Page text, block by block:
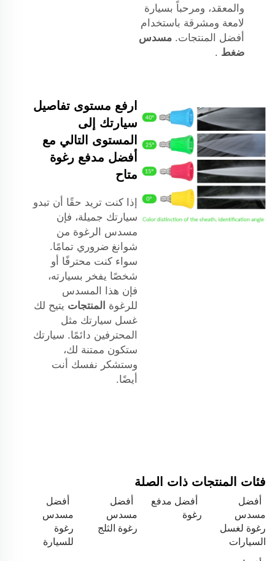
والمعقد، ومرحباً بسيارة
لامعة ومشرقة باستخدام
أفضل المنتجات. مسدس
ضغط .
ارفع مستوى تفاصيل
سيارتك إلى
المستوى التالي مع
أفضل مدفع رغوة
متاح
إذا كنت تريد حقًا أن تبدو
سيارتك جميلة، فإن
مسدس الرغوة من
شوانغ ضروري تمامًا.
سواء كنت محترفًا أو
شخصًا يفخر بسيارته،
فإن هذا المسدس
للرغوة المنتجات يتيح لك
غسل سيارتك مثل
المحترفين دائمًا. سيارتك
ستكون ممتنة لك،
وستشكر نفسك أنت
أيضًا.
فئات المنتجات ذات الصلة
أفضل
مسدس
رغوة لغسل
السيارات
أفضل مدفع
رغوة
أفضل
مسدس
رغوة الثلج
أفضل
مسدس
رغوة
للسيارة